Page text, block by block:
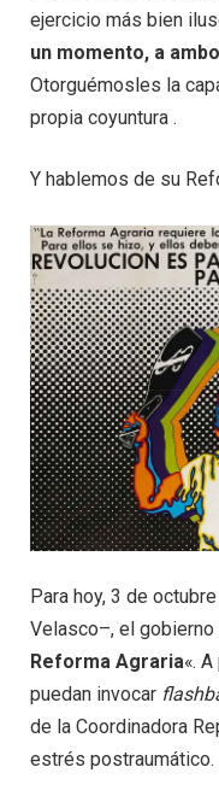
ejercicio más bien
un momento, a
Otorguémosles la
propia coyuntura .
Y hablemos de su
Para hoy, 3 de
Velasco–, el gobierno
Reforma Agraria«.
puedan invocar
de la Coordinadora
estrés postraumático.